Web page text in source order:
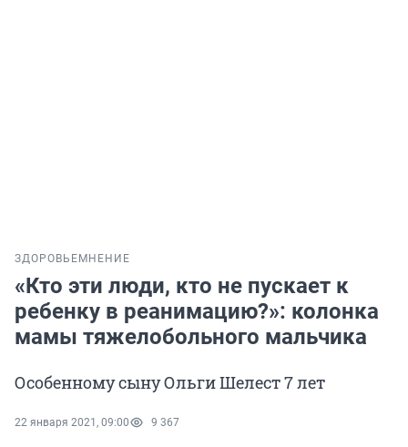
ЗДОРОВЬЕ МНЕНИЕ
«Кто эти люди, кто не пускает к
ребенку в реанимацию?»: колонка
мамы тяжелобольного мальчика
Особенному сыну Ольги Шелест 7 лет
22 января 2021, 09:00 9 367